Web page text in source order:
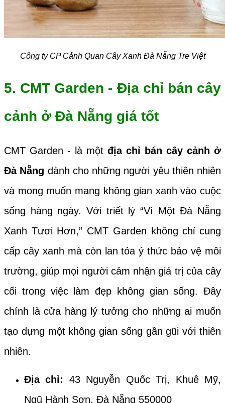
Công ty CP Cảnh Quan Cây Xanh Đà Nẵng Tre Việt
5. CMT Garden - Địa chỉ bán cây
cảnh ở Đà Nẵng giá tốt
CMT Garden - là một địa chỉ bán cây cảnh ở
Đà Nẵng dành cho những người yêu thiên nhiên
và mong muốn mang không gian xanh vào cuộc
sống hàng ngày. Với triết lý “Vì Một Đà Nẵng
Xanh Tươi Hơn,” CMT Garden không chỉ cung
cấp cây xanh mà còn lan tỏa ý thức bảo vệ môi
trường, giúp mọi người cảm nhận giá trị của cây
cối trong việc làm đẹp không gian sống. Đây
chính là cửa hàng lý tưởng cho những ai muốn
tạo dựng một không gian sống gần gũi với thiên
nhiên.
Địa chỉ: 43 Nguyễn Quốc Trị, Khuê Mỹ,
Ngũ Hành Sơn, Đà Nẵng 550000